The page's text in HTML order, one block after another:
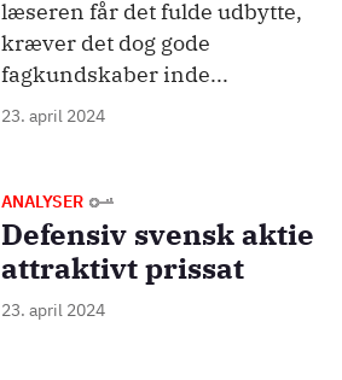
læseren får det fulde udbytte,
kræver det dog gode
fagkundskaber inde...
23. april 2024
ANALYSER
Defensiv svensk aktie
attraktivt prissat
23. april 2024